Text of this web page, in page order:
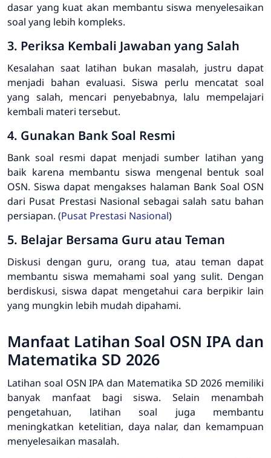
dasar yang kuat akan membantu siswa menyelesaikan
soal yang lebih kompleks.
3. Periksa Kembali Jawaban yang Salah
Kesalahan saat latihan bukan masalah, justru dapat
menjadi bahan evaluasi. Siswa perlu mencatat soal
yang salah, mencari penyebabnya, lalu mempelajari
kembali materi tersebut.
4. Gunakan Bank Soal Resmi
Bank soal resmi dapat menjadi sumber latihan yang
baik karena membantu siswa mengenal bentuk soal
OSN. Siswa dapat mengakses halaman Bank Soal OSN
dari Pusat Prestasi Nasional sebagai salah satu bahan
persiapan. (Pusat Prestasi Nasional)
5. Belajar Bersama Guru atau Teman
Diskusi dengan guru, orang tua, atau teman dapat
membantu siswa memahami soal yang sulit. Dengan
berdiskusi, siswa dapat mengetahui cara berpikir lain
yang mungkin lebih mudah dipahami.
Manfaat Latihan Soal OSN IPA dan
Matematika SD 2026
Latihan soal OSN IPA dan Matematika SD 2026 memiliki
banyak manfaat bagi siswa. Selain menambah
pengetahuan, latihan soal juga membantu
meningkatkan ketelitian, daya nalar, dan kemampuan
menyelesaikan masalah.